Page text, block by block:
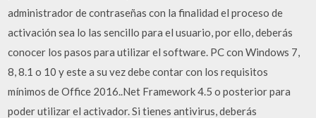
administrador de contraseñas con la finalidad el proceso de
activación sea lo las sencillo para el usuario, por ello, deberás
conocer los pasos para utilizar el software. PC con Windows 7,
8, 8.1 o 10 y este a su vez debe contar con los requisitos
mínimos de Office 2016..Net Framework 4.5 o posterior para
poder utilizar el activador. Si tienes antivirus, deberás